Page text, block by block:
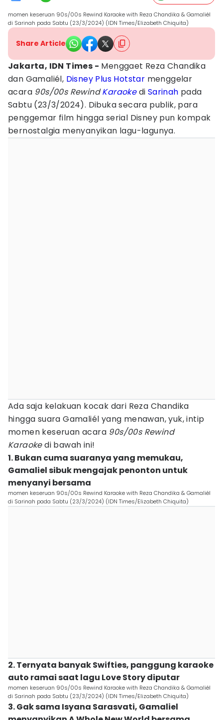
momen keseruan 90s/00s Rewind Karaoke with Reza Chandika & Gamaliél
di Sarinah pada Sabtu (23/3/2024) (IDN Times/Elizabeth Chiquita)
Share Article
Jakarta, IDN Times - Menggaet Reza Chandika
dan Gamaliél, Disney Plus Hotstar menggelar
acara 90s/00s RewindKaraoke di Sarinah pada
Sabtu (23/3/2024). Dibuka secara publik, para
penggemar film hingga serial Disney pun kompak
bernostalgia menyanyikan lagu-lagunya.
Ada saja kelakuan kocak dari Reza Chandika
hingga suara Gamaliél yang menawan, yuk, intip
momen keseruan acara 90s/00s Rewind
Karaokedi bawah ini!
1. Bukan cuma suaranya yang memukau,
Gamaliel sibuk mengajak penonton untuk
menyanyi bersama
momen keseruan 90s/00s Rewind Karaoke with Reza Chandika & Gamaliél
di Sarinah pada Sabtu (23/3/2024) (IDN Times/Elizabeth Chiquita)
2. Ternyata banyak Swifties, panggung karaoke
auto ramai saat lagu Love Story diputar
momen keseruan 90s/00s Rewind Karaoke with Reza Chandika & Gamaliél
di Sarinah pada Sabtu (23/3/2024) (IDN Times/Elizabeth Chiquita)
3. Gak sama Isyana Sarasvati, Gamaliel